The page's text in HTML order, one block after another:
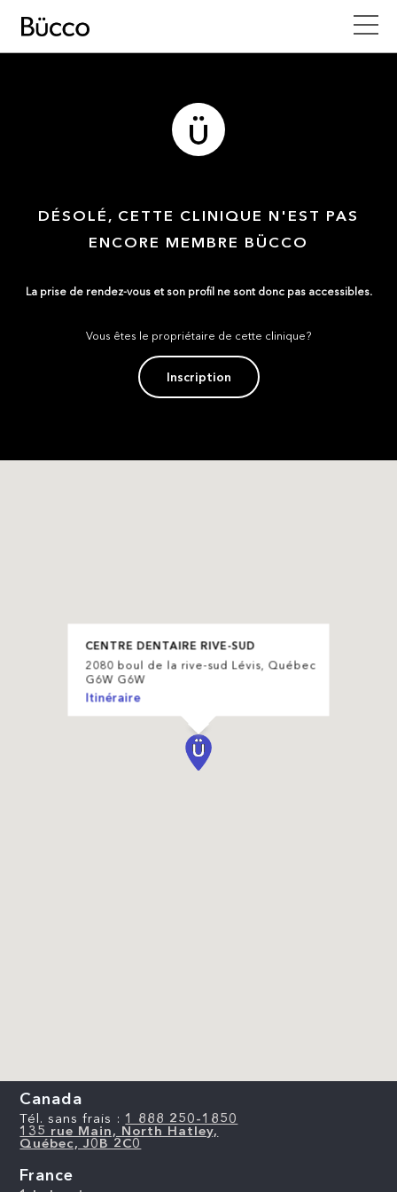
DÉSOLÉ, CETTE CLINIQUE N'EST PAS
ENCORE MEMBRE BÜCCO
La prise de rendez-vous et son profil ne sont donc pas accessibles.
Vous êtes le propriétaire de cette clinique?
Inscription
CENTRE DENTAIRE RIVE-SUD
2080 boul de la rive-sud Lévis, Québec
G6W G6W
Itinéraire
Canada
Tél. sans frais : 1 888 250-1850
135 rue Main, North Hatley,
Québec, J0B 2C0
France